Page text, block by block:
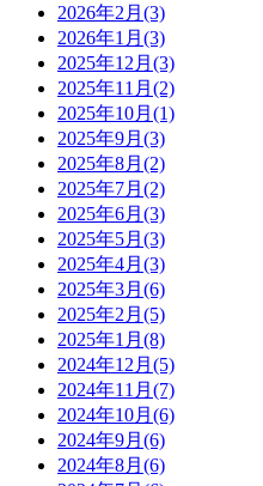
2026年2月(3)
2026年1月(3)
2025年12月(3)
2025年11月(2)
2025年10月(1)
2025年9月(3)
2025年8月(2)
2025年7月(2)
2025年6月(3)
2025年5月(3)
2025年4月(3)
2025年3月(6)
2025年2月(5)
2025年1月(8)
2024年12月(5)
2024年11月(7)
2024年10月(6)
2024年9月(6)
2024年8月(6)